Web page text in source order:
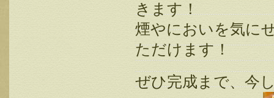
きます！
煙やにおいを気に
ただけます！
ぜひ完成まで、今